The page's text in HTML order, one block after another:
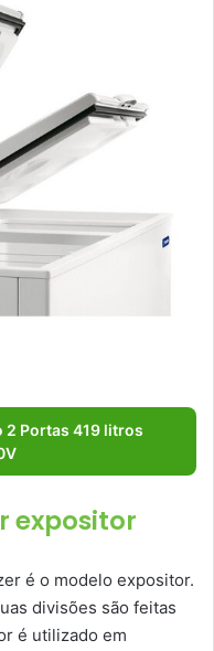
Portas 419 litros
expositor
é o modelo expositor.
divisões são feitas
é utilizado em